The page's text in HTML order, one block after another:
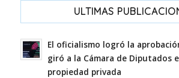
ULTIMAS
El oficialismo logró la
giró a la Cámara de Diputados
propiedad privada